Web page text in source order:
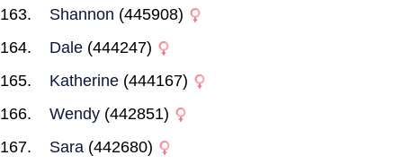
Shannon (445908)
Dale (444247)
Katherine (444167)
Wendy (442851)
Sara (442680)